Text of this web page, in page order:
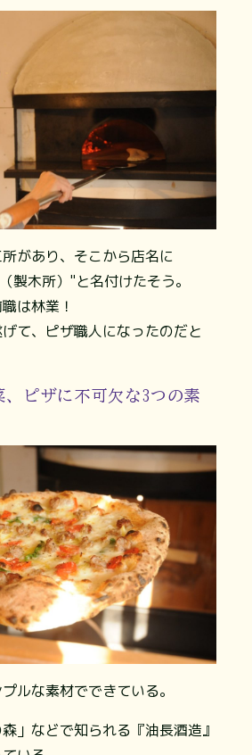
があり、そこから店名に
製木所）"と名付けたそう。
は林業！
て、ピザ職人になったのだと
、ピザに不可欠な3つの素
ルな素材でできている。
」などで知られる『油長酒造』